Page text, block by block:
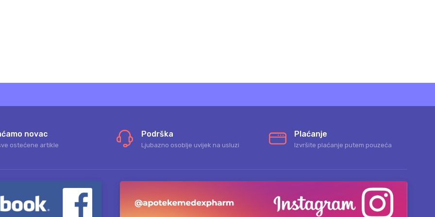
novac
ostećene artikle
Podrška
Ljubazno osoblje uvijek na usluzi
Plaćanje
Izvršite plaćanje putem pouzeća